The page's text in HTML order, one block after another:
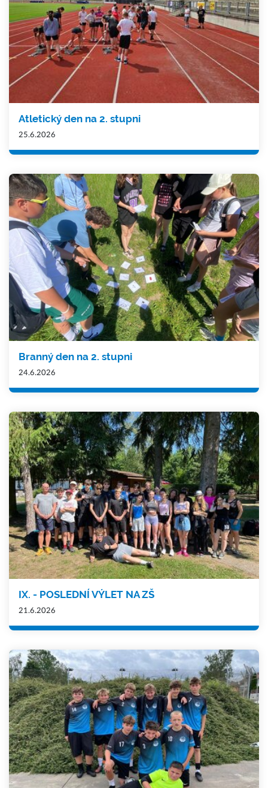
Atletický den na 2. stupni
25.6.2026
Branný den na 2. stupni
24.6.2026
IX. - POSLEDNÍ VÝLET NA ZŠ
21.6.2026